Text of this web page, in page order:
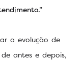
a evolução de
antes e depois,